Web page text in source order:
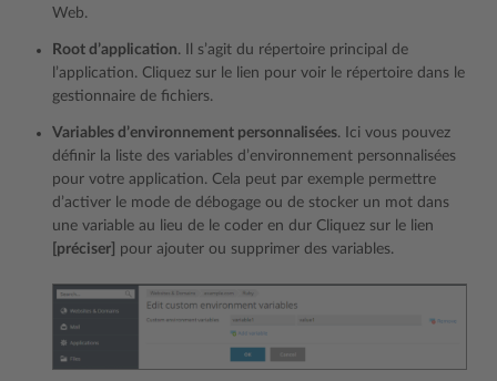
Web.
Root d’application. Il s’agit du répertoire principal de
l’application. Cliquez sur le lien pour voir le répertoire dans le
gestionnaire de fichiers.
Variables d’environnement personnalisées. Ici vous pouvez
définir la liste des variables d’environnement personnalisées
pour votre application. Cela peut par exemple permettre
d’activer le mode de débogage ou de stocker un mot dans
une variable au lieu de le coder en dur Cliquez sur le lien
[préciser]
pour ajouter ou supprimer des variables.